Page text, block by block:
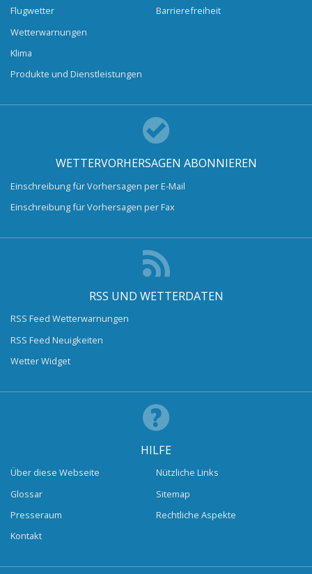
Flugwetter
Wetterwarnungen
Klima
Produkte und Dienstleistungen
Barrierefreiheit
WETTERVORHERSAGEN ABONNIEREN
Einschreibung für Vorhersagen per E-Mail
Einschreibung für Vorhersagen per Fax
RSS UND WETTERDATEN
RSS Feed Wetterwarnungen
RSS Feed Neuigkeiten
Wetter Widget
HILFE
Über diese Webseite
Glossar
Presseraum
Kontakt
Nützliche Links
Sitemap
Rechtliche Aspekte